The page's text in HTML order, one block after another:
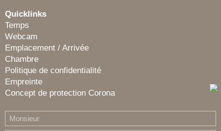
Quicklinks
Temps
Webcam
Emplacement / Arrivée
Chambre
Politique de confidentialité
Empreinte
Concept de protection Corona
Monsieur